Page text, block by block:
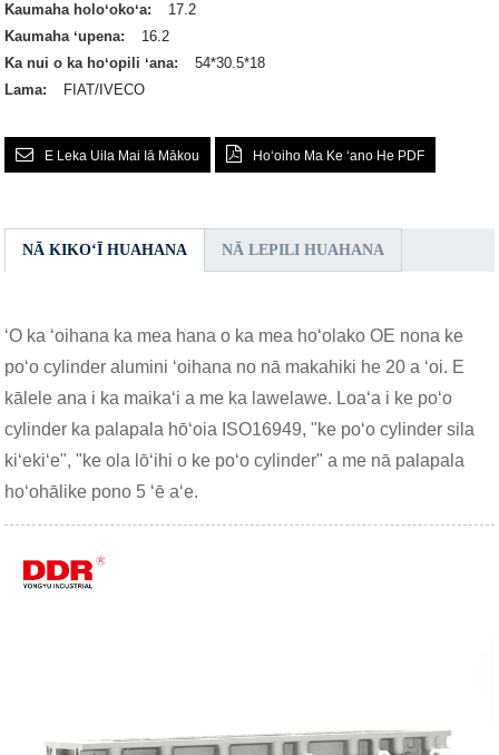
Kaumaha holoʻokoʻa:
17.2
Kaumaha ʻupena:
16.2
Ka nui o ka hoʻopili ʻana:
54*30.5*18
Lama:
FIAT/IVECO
E Leka Uila Mai Iā Mākou Hoʻoiho Ma Ke ʻano He PDF
NĀ KIKOʻĪ HUAHANA NĀ LEPILI HUAHANA
ʻO ka ʻoihana ka mea hana o ka mea hoʻolako OE nona ke
poʻo cylinder alumini ʻoihana no nā makahiki he 20 a ʻoi. E
kālele ana i ka maikaʻi a me ka lawelawe. Loaʻa i ke poʻo
cylinder ka palapala hōʻoia ISO16949, "ke poʻo cylinder sila
kiʻekiʻe", "ke ola lōʻihi o ke poʻo cylinder" a me nā palapala
hoʻohālike pono 5 ʻē aʻe.